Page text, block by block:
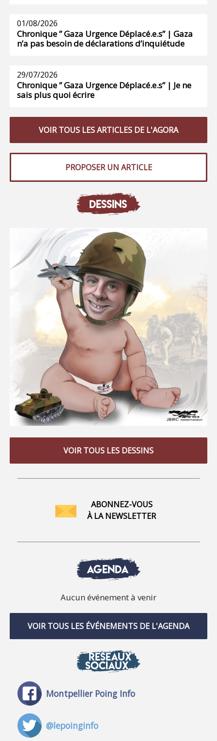
01/08/2026
Chronique ” Gaza Urgence Déplacé.e.s” | Gaza
n’a pas besoin de déclarations d’inquiétude
29/07/2026
Chronique ” Gaza Urgence Déplacé.e.s” | Je ne
sais plus quoi écrire
VOIR TOUS LES ARTICLES DE L'AGORA
PROPOSER UN ARTICLE
DESSINS
VOIR TOUS LES DESSINS
ABONNEZ-VOUS
À LA NEWSLETTER
AGENDA
Aucun événement à venir
VOIR TOUS LES ÉVÉNEMENTS DE L'AGENDA
RÉSEAUX
SOCIAUX
Montpellier Poing Info
@lepoinginfo